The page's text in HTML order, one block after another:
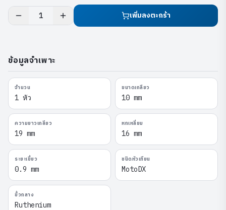
1 เพิ่มลงตะกร้า
ข้อมูลจำเพาะ
จำนวน
1 หัว
ขนาดเกลียว
10 mm
ความยาวเกลียว
19 mm
หกเหลี่ยม
16 mm
ระยะเขี้ยว
0.9 mm
ชนิดหัวเทียน
MotoDX
ขั้วกลาง
Ruthenium